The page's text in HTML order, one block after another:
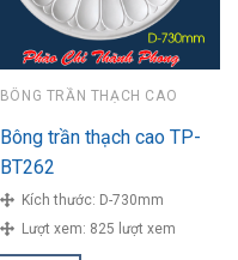
BÔNG TRẦN THẠCH CAO
Bông trần thạch cao TP-
BT262
Kích thước: D-730mm
Lượt xem: 825 lượt xem